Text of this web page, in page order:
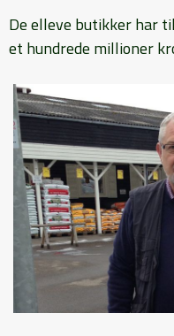
De elleve butikker har
et hundrede millioner